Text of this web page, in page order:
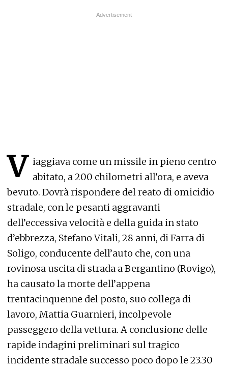
V iaggiava come un missile in pieno centro
abitato, a 200 chilometri all’ora, e aveva
bevuto. Dovrà rispondere del reato di omicidio
stradale, con le pesanti aggravanti
dell’eccessiva velocità e della guida in stato
d’ebbrezza, Stefano Vitali, 28 anni, di Farra di
Soligo, conducente dell’auto che, con una
rovinosa uscita di strada a Bergantino (Rovigo),
ha causato la morte dell’appena
trentacinquenne del posto, suo collega di
lavoro, Mattia Guarnieri, incolpevole
passeggero della vettura. A conclusione delle
rapide indagini preliminari sul tragico
incidente stradale successo poco dopo le 23.30